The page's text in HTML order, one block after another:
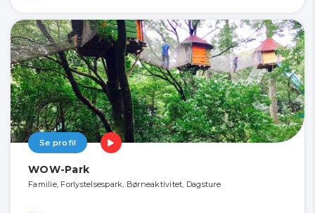
Se profil
WOW-Park
Familie, Forlystelsespark, Børneaktivitet, Dagsture